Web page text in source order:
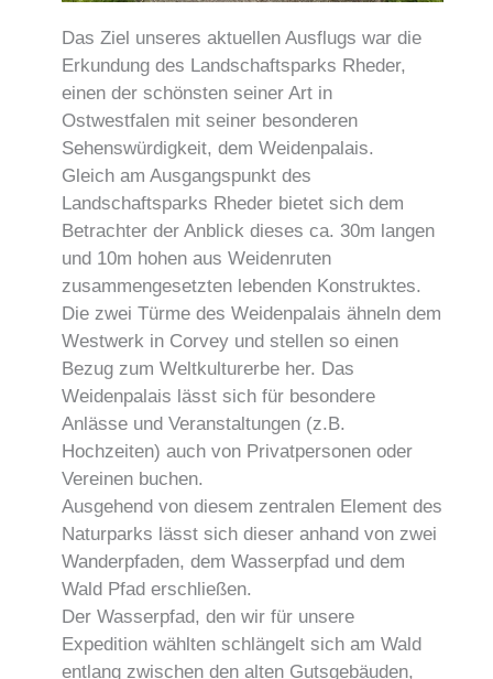
Das Ziel unseres aktuellen Ausflugs war die
Erkundung des Landschaftsparks Rheder,
einen der schönsten seiner Art in
Ostwestfalen mit seiner besonderen
Sehenswürdigkeit, dem Weidenpalais.
Gleich am Ausgangspunkt des
Landschaftsparks Rheder bietet sich dem
Betrachter der Anblick dieses ca. 30m langen
und 10m hohen aus Weidenruten
zusammengesetzten lebenden Konstruktes.
Die zwei Türme des Weidenpalais ähneln dem
Westwerk in Corvey und stellen so einen
Bezug zum Weltkulturerbe her. Das
Weidenpalais lässt sich für besondere
Anlässe und Veranstaltungen (z.B.
Hochzeiten) auch von Privatpersonen oder
Vereinen buchen.
Ausgehend von diesem zentralen Element des
Naturparks lässt sich dieser anhand von zwei
Wanderpfaden, dem Wasserpfad und dem
Wald Pfad erschließen.
Der Wasserpfad, den wir für unsere
Expedition wählten schlängelt sich am Wald
entlang zwischen den alten Gutsgebäuden,